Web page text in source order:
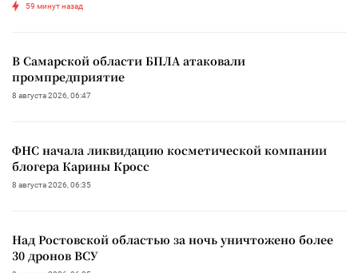
59 минут назад
В Самарской области БПЛА атаковали
промпредприятие
8 августа 2026, 06:47
ФНС начала ликвидацию косметической компании
блогера Карины Кросс
8 августа 2026, 06:35
Над Ростовской областью за ночь уничтожено более
30 дронов ВСУ